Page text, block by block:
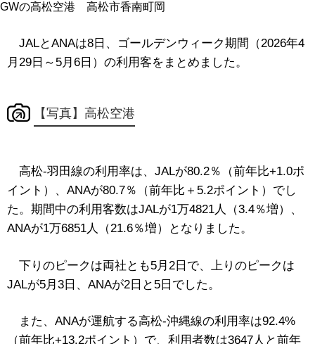
GWの高松空港 高松市香南町岡
JALとANAは8日、ゴールデンウィーク期間（2026年4
月29日～5月6日）の利用客をまとめました。
【写真】高松空港
高松-羽田線の利用率は、JALが80.2％（前年比+1.0ポ
イント）、ANAが80.7％（前年比＋5.2ポイント）でし
た。期間中の利用客数はJALが1万4821人（3.4％増）、
ANAが1万6851人（21.6％増）となりました。
下りのピークは両社とも5月2日で、上りのピークは
JALが5月3日、ANAが2日と5日でした。
また、ANAが運航する高松-沖縄線の利用率は92.4%
（前年比+13.2ポイント）で、利用者数は3647人と前年